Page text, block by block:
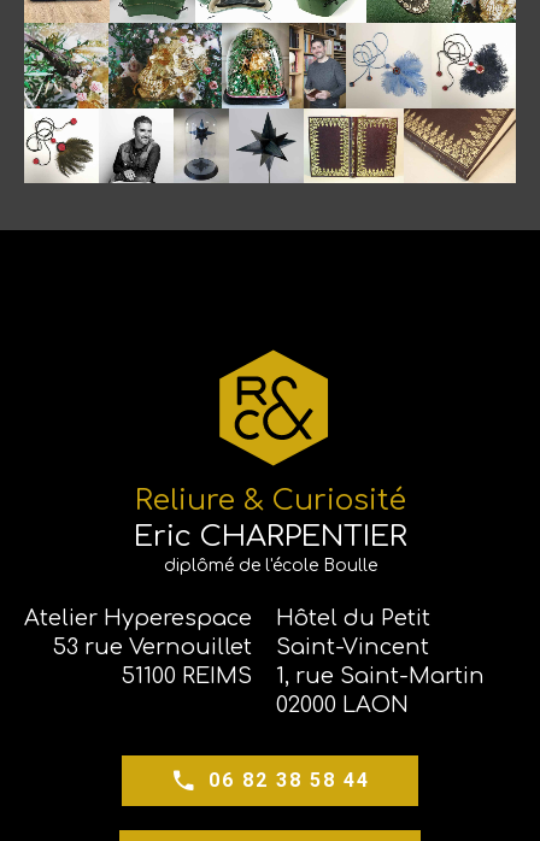
Reliure & Curiosité
Eric CHARPENTIER
diplômé de l'école Boulle
Atelier Hyperespace
53 rue Vernouillet
51100 REIMS
Hôtel du Petit
Saint-Vincent
1, rue Saint-Martin
02000 LAON
06 82 38 58 44